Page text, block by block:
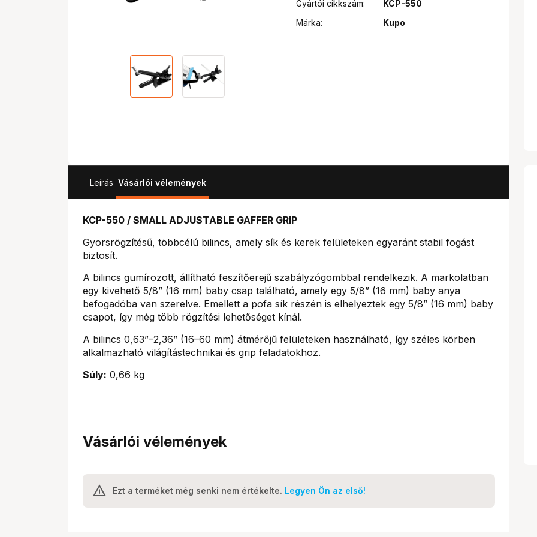
Gyártói cikkszám:
KCP-550
Márka:
Kupo
Leírás Vásárlói vélemények
KCP-550 / SMALL ADJUSTABLE GAFFER GRIP
Gyorsrögzítésű, többcélú bilincs, amely sík és kerek felületeken egyaránt stabil fogást
biztosít.
A bilincs gumírozott, állítható feszítőerejű szabályzógombbal rendelkezik. A markolatban
egy kivehető 5/8” (16 mm) baby csap található, amely egy 5/8” (16 mm) baby anya
befogadóba van szerelve. Emellett a pofa sík részén is elhelyeztek egy 5/8” (16 mm) baby
csapot, így még több rögzítési lehetőséget kínál.
A bilincs 0,63”–2,36” (16–60 mm) átmérőjű felületeken használható, így széles körben
alkalmazható világítástechnikai és grip feladatokhoz.
Súly: 0,66 kg
Vásárlói vélemények
Ezt a terméket még senki nem értékelte. Legyen Ön az első!